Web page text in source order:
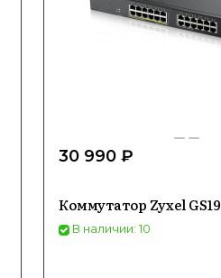
30 990 ₽
Коммутатор Zyxel
В наличии: 10